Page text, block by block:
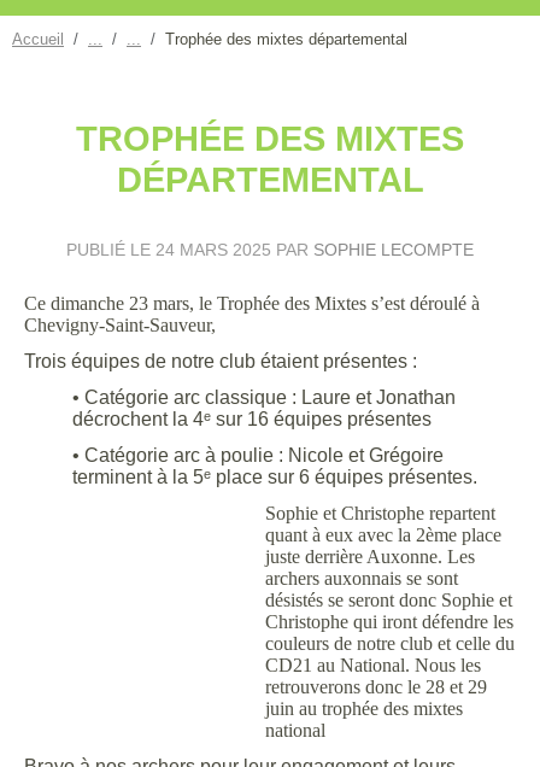
Accueil Trophée des mixtes départemental
TROPHÉE DES MIXTES
DÉPARTEMENTAL
PUBLIÉ LE 24 MARS 2025 PAR SOPHIE LECOMPTE
Ce dimanche 23 mars, le Trophée des Mixtes s’est déroulé à
Chevigny-Saint-Sauveur,
Trois équipes de notre club étaient présentes :
• Catégorie arc classique : Laure et Jonathan
décrochent la 4ᵉ sur 16 équipes présentes
• Catégorie arc à poulie : Nicole et Grégoire
terminent à la 5ᵉ place sur 6 équipes présentes.
Sophie et Christophe repartent
quant à eux avec la 2ème place
juste derrière Auxonne. Les
archers auxonnais se sont
désistés se seront donc Sophie et
Christophe qui iront défendre les
couleurs de notre club et celle du
CD21 au National. Nous les
retrouverons donc le 28 et 29
juin au trophée des mixtes
national